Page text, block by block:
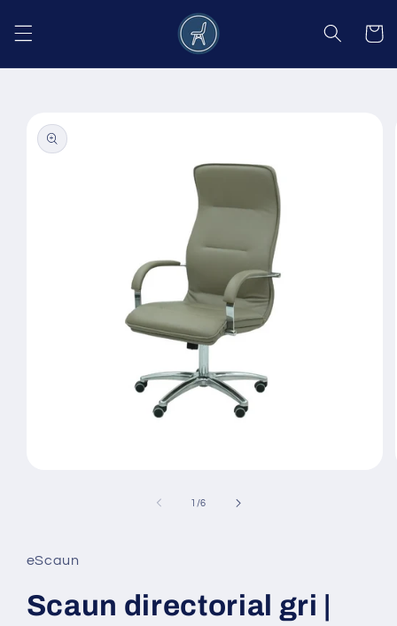
conținut
Coș
informațiile
despre
produs
fereastră
modală
1 /din
6
eScaun
Scaun directorial gri |